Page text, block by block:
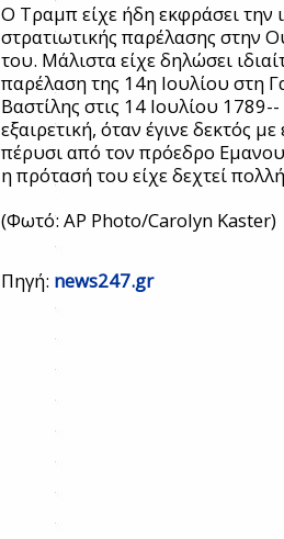
Ο Τραμπ είχε ήδη εκφράσει την
στρατιωτικής παρέλασης στην
του. Μάλιστα είχε δηλώσει
παρέλαση της 14η Ιουλίου στη
Βαστίλης στις 14 Ιουλίου
εξαιρετική, όταν έγινε δεκτός
πέρυσι από τον πρόεδρο
η πρότασή του είχε δεχτεί
(Φωτό: AP Photo/Carolyn Kaster)
Πηγή: news247.gr